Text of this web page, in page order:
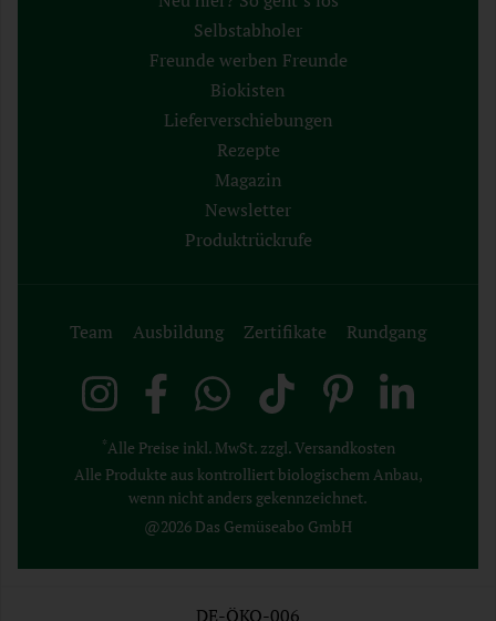
Selbstabholer
Freunde werben Freunde
Biokisten
Lieferverschiebungen
Rezepte
Magazin
Newsletter
Produktrückrufe
Team Ausbildung Zertifikate Rundgang
*Alle Preise inkl. MwSt. zzgl. Versandkosten
Alle Produkte aus kontrolliert biologischem Anbau,
wenn nicht anders gekennzeichnet.
@2026 Das Gemüseabo GmbH
DE-ÖKO-006